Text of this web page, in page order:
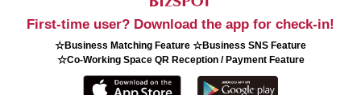
First-time user? Download the app for check-in!
☆Business Matching Feature ☆Business SNS Feature
☆Co-Working Space QR Reception / Payment Feature